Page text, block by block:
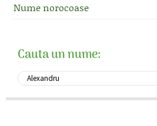
Nume norocoase
Cauta un nume: